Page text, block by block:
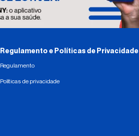
Regulamento e Políticas de Privacidade
Regulamento
Políticas de privacidade